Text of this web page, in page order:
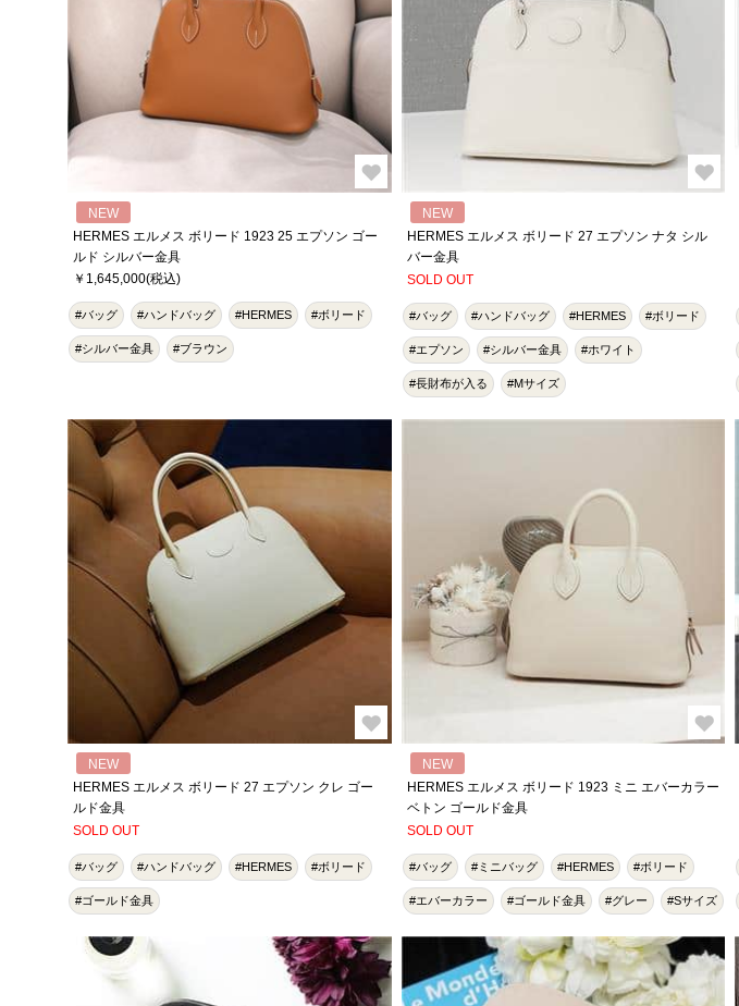
NEW
HERMES エルメス ボリード 1923 25 エプソン ゴー
ルド シルバー金具
￥1,645,000(税込)
#バッグ #ハンドバッグ #HERMES #ボリード
#シルバー金具 #ブラウン
NEW
HERMES エルメス ボリード 27 エプソン ナタ シル
バー金具
SOLD OUT
#バッグ #ハンドバッグ #HERMES #ボリード
#エプソン #シルバー金具 #ホワイト
#長財布が入る #Mサイズ
NEW
HERMES エルメス ボリード 27 エプソン クレ ゴー
ルド金具
SOLD OUT
#バッグ #ハンドバッグ #HERMES #ボリード
#ゴールド金具
NEW
HERMES エルメス ボリード 1923 ミニ エバーカラー
ベトン ゴールド金具
SOLD OUT
#バッグ #ミニバッグ #HERMES #ボリード
#エバーカラー #ゴールド金具 #グレー #Sサイズ